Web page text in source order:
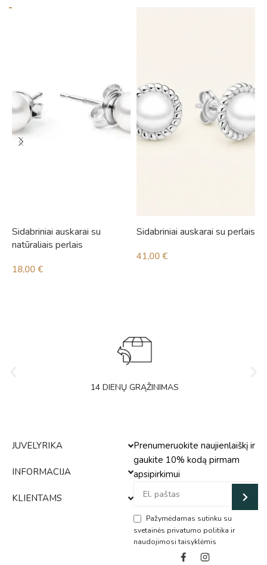
Sidabriniai auskarai su
natūraliais perlais
18,00 €
Sidabriniai auskarai su perlais
41,00 €
14 DIENŲ GRĄŽINIMAS
JUVELYRIKA
INFORMACIJA
KLIENTAMS
Prenumeruokite naujienlaiškį ir
gaukite 10% kodą pirmam
apsipirkimui
Pažymėdamas sutinku su
svetainės privatumo politika ir
naudojimosi taisyklėmis
Alternative: